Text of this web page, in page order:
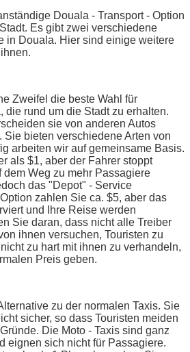
Douala - Transport - Option
Es gibt zwei verschiedene
in Douala. Hier sind einige weitere
Zweifel die beste Wahl für
die rund um die Stadt zu erhalten.
sie von anderen Autos
Sie bieten verschiedene Arten von
arbeiten wir auf gemeinsame Basis.
als $1, aber der Fahrer stoppt
Weg zu mehr Passagiere
das "Depot" - Service
zahlen Sie ca. $5, aber das
und Ihre Reise werden
Sie daran, dass nicht alle Treiber
ihnen versuchen, Touristen zu
zu hart mit ihnen zu verhandeln,
Preis geben.
zu der normalen Taxis. Sie
sicher, so dass Touristen meiden
Die Moto - Taxis sind ganz
eignen sich nicht für Passagiere.